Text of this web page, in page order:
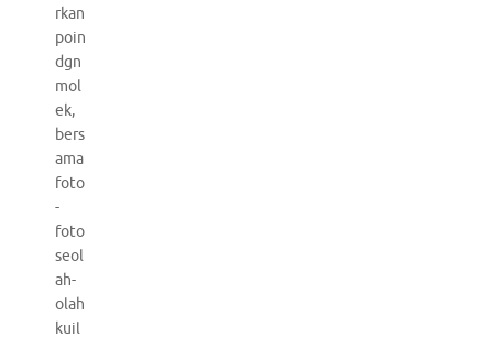
rkan
poin
dgn
mol
ek,
bers
ama
foto
-
foto
seol
ah-
olah
kuil